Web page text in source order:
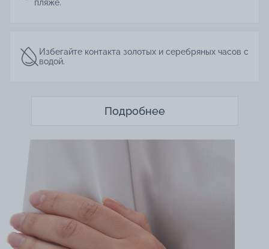
пляже.
Избегайте контакта золотых и серебряных часов с
водой.
Подробнее